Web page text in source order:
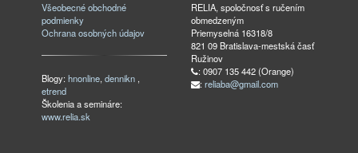
Všeobecné obchodné
podmienky
Ochrana osobných údajov
Blogy:hnonline,dennikn ,
etrend
Školenia a semináre:
www.relia.sk
RELIA, spoločnosť s ručením
obmedzeným
Priemyselná 16318/8
821 09 Bratislava-mestská časť
Ružinov
: 0907 135 442 (Orange)
: reliaba@gmail.com